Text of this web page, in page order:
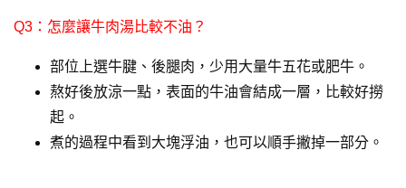
Q3：怎麼讓牛肉湯比較不油？
部位上選牛腱、後腿肉，少用大量牛五花或肥牛。
熬好後放涼一點，表面的牛油會結成一層，比較好撈
起。
煮的過程中看到大塊浮油，也可以順手撇掉一部分。